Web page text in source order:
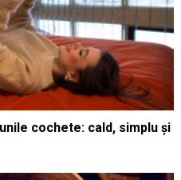
cochete: cald, simplu și